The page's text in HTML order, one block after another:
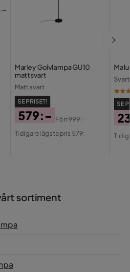
Marley Golvlampa GU10
mattsvart
Matt svart
SE PRISET!
Pris
579:-
Original
Förr999:-
Tidigare lägsta pris 579:-
Svart
SE
sortiment